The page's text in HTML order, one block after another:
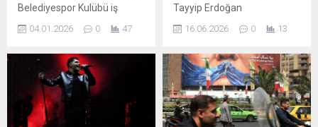
Belediyespor Kulübü iş
Bütüncül Spor ve Sağlıklı
Kültür Merkezi’nde
gerçekleştirildi. Programa
Gemlik Belediye Başkanı
Şükrü Deviren, Gemlik
Belediyespor Kulübü
04.01.2026 0 47
Tayyip Erdoğan
Toplantısı sonrasında
görüşmede, infaz
düzenlemeleri ve 12. Yargı
Paketi üzerine bilgi verdi.
Bakan, TBMM’ye iletilen
bazı önerilerin özellikle suça
16.06.2026 0 13